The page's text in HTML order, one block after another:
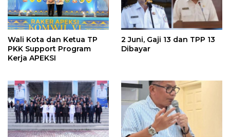
Wali Kota dan Ketua TP
PKK Support Program
Kerja APEKSI
2 Juni, Gaji 13 dan TPP 13
Dibayar